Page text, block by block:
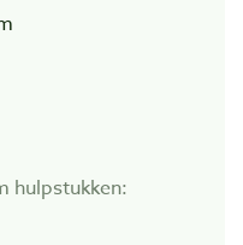
hulpstukken: